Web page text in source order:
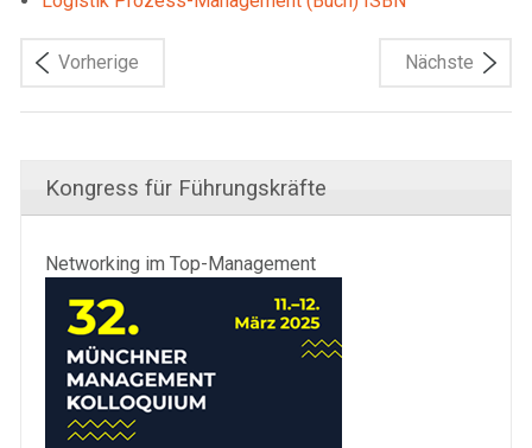
Vorherige Nächste
Kongress für Führungskräfte
Networking im Top-Management